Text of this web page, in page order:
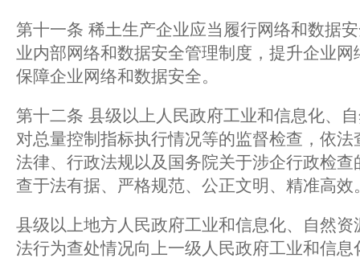
第十一条 稀土生产企业应当履行网络和数据
业内部网络和数据安全管理制度，提升企业
保障企业网络和数据安全。
第十二条 县级以上人民政府工业和信息化、
对总量控制指标执行情况等的监督检查，依
法律、行政法规以及国务院关于涉企行政检
查于法有据、严格规范、公正文明、精准高效
县级以上地方人民政府工业和信息化、自然
法行为查处情况向上一级人民政府工业和信